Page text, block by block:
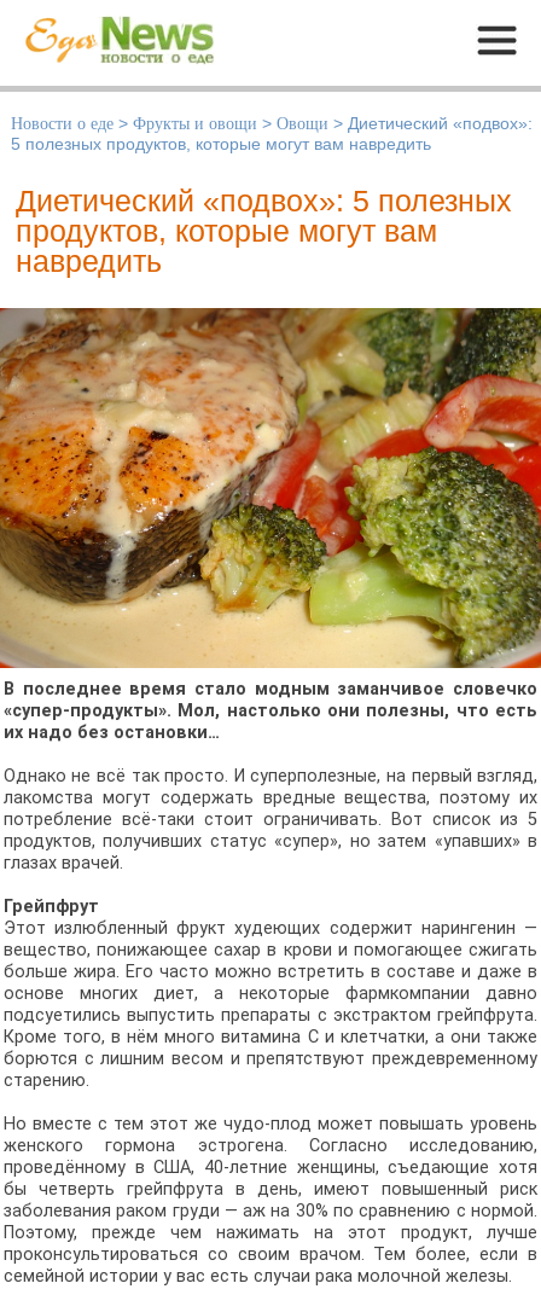
Меню
Новости о еде > Фрукты и овощи > Овощи > Диетический «подвох»:
5 полезных продуктов, которые могут вам навредить
Диетический «подвох»: 5 полезных
продуктов, которые могут вам
навредить
В последнее время стало модным заманчивое словечко
«супер-продукты». Мол, настолько они полезны, что есть
их надо без остановки…
Однако не всё так просто. И суперполезные, на первый взгляд,
лакомства могут содержать вредные вещества, поэтому их
потребление всё-таки стоит ограничивать. Вот список из 5
продуктов, получивших статус «супер», но затем «упавших» в
глазах врачей.
Грейпфрут
Этот излюбленный фрукт худеющих содержит нарингенин —
вещество, понижающее сахар в крови и помогающее сжигать
больше жира. Его часто можно встретить в составе и даже в
основе многих диет, а некоторые фармкомпании давно
подсуетились выпустить препараты с экстрактом грейпфрута.
Кроме того, в нём много витамина С и клетчатки, а они также
борются с лишним весом и препятствуют преждевременному
старению.
Но вместе с тем этот же чудо-плод может повышать уровень
женского гормона эстрогена. Согласно исследованию,
проведённому в США, 40-летние женщины, съедающие хотя
бы четверть грейпфрута в день, имеют повышенный риск
заболевания раком груди — аж на 30% по сравнению с нормой.
Поэтому, прежде чем нажимать на этот продукт, лучше
проконсультироваться со своим врачом. Тем более, если в
семейной истории у вас есть случаи рака молочной железы.